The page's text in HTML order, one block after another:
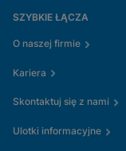
SZYBKIE ŁĄCZA
O naszej firmie
Kariera
Skontaktuj się z nami
Ulotki informacyjne